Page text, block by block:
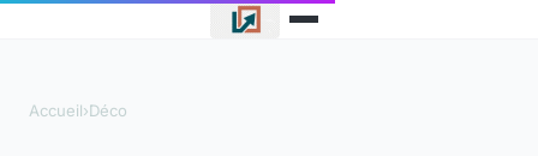
Accueil›Déco